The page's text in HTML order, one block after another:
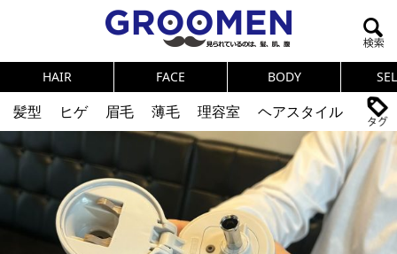
HAIR FACE BODY
髪型 ヒゲ 眉毛 薄毛 理容室
ヘアスタイル
ヘアカタログ
ニオイ
連載
メンズコスメ
NEWS PICK UP 筋肉
女の本音
テストステロン
海外セレブ 眉毛
メタボ